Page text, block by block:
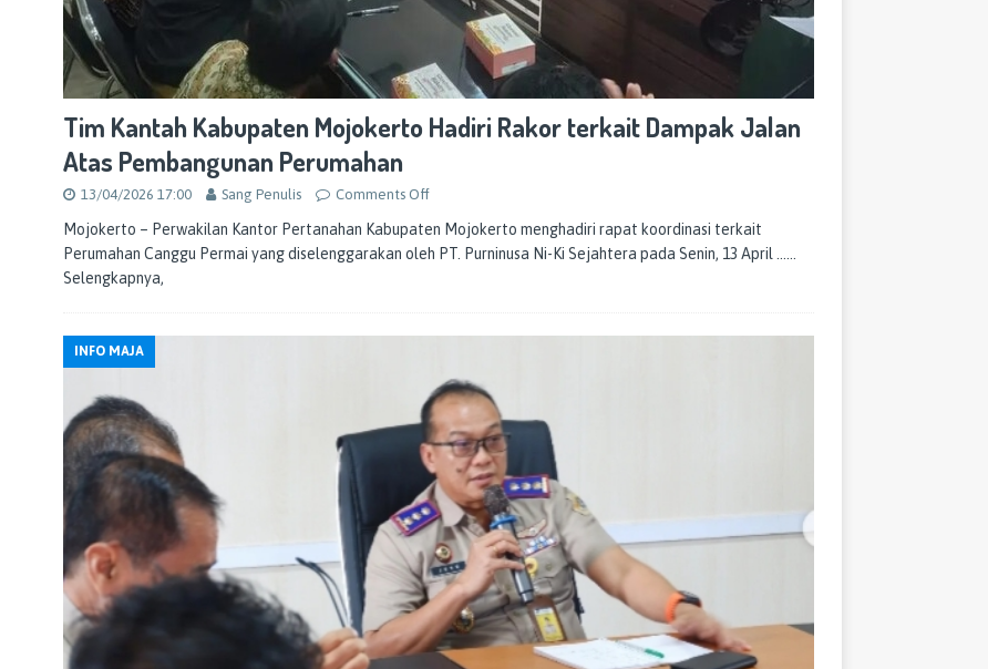
Tim Kantah Kabupaten Mojokerto Hadiri Rakor terkait Dampak Jalan
Atas Pembangunan Perumahan
13/04/2026 17:00 Sang Penulis Comments Off
Mojokerto – Perwakilan Kantor Pertanahan Kabupaten Mojokerto menghadiri rapat koordinasi terkait
Perumahan Canggu Permai yang diselenggarakan oleh PT. Purninusa Ni-Ki Sejahtera pada Senin, 13 April
Selengkapnya,
INFO MAJA